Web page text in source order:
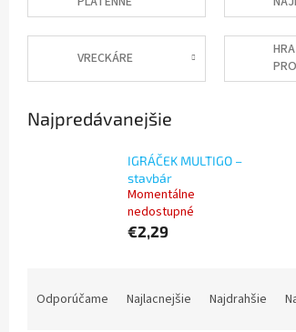
TAŠKY S
KRTKOM
VRECKÁRE
Najpredávanejšie
IGRÁČEK MULTIGO –
stavbár
Momentálne
nedostupné
€2,29
Odporúčame Najlacnejšie Najdrahšie